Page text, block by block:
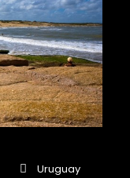
Uruguay